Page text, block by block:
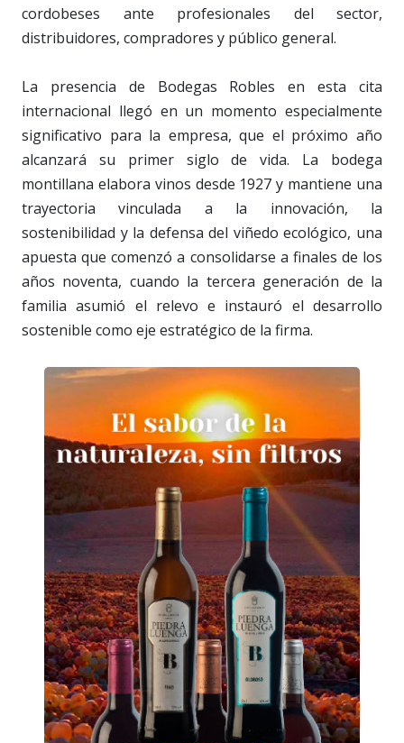
cordobeses ante profesionales del sector,
distribuidores, compradores y público general.
La presencia de Bodegas Robles en esta cita
internacional llegó en un momento especialmente
significativo para la empresa, que el próximo año
alcanzará su primer siglo de vida. La bodega
montillana elabora vinos desde 1927 y mantiene una
trayectoria vinculada a la innovación, la
sostenibilidad y la defensa del viñedo ecológico, una
apuesta que comenzó a consolidarse a finales de los
años noventa, cuando la tercera generación de la
familia asumió el relevo e instauró el desarrollo
sostenible como eje estratégico de la firma.